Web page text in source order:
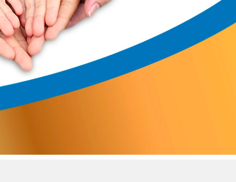
ADAPTADOS
a las necesidades de nuestros